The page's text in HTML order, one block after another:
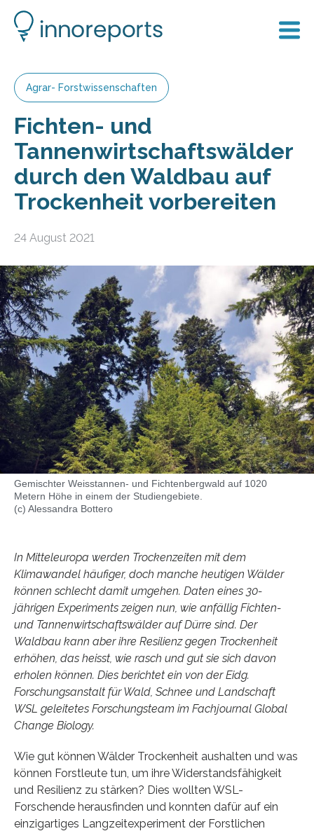
Agrar- Forstwissenschaften
Fichten- und
Tannenwirtschaftswälder
durch den Waldbau auf
Trockenheit vorbereiten
24 August 2021
Gemischter Weisstannen- und Fichtenbergwald auf 1020
Metern Höhe in einem der Studiengebiete.
(c) Alessandra Bottero
In Mitteleuropa werden Trockenzeiten mit dem
Klimawandel häufiger, doch manche heutigen Wälder
können schlecht damit umgehen. Daten eines 30-
jährigen Experiments zeigen nun, wie anfällig Fichten-
und Tannenwirtschaftswälder auf Dürre sind. Der
Waldbau kann aber ihre Resilienz gegen Trockenheit
erhöhen, das heisst, wie rasch und gut sie sich davon
erholen können. Dies berichtet ein von der Eidg.
Forschungsanstalt für Wald, Schnee und Landschaft
WSL geleitetes Forschungsteam im Fachjournal Global
Change Biology.
Wie gut können Wälder Trockenheit aushalten und was
können Forstleute tun, um ihre Widerstandsfähigkeit
und Resilienz zu stärken? Dies wollten WSL-
Forschende herausfinden und konnten dafür auf ein
einzigartiges Langzeitexperiment der Forstlichen